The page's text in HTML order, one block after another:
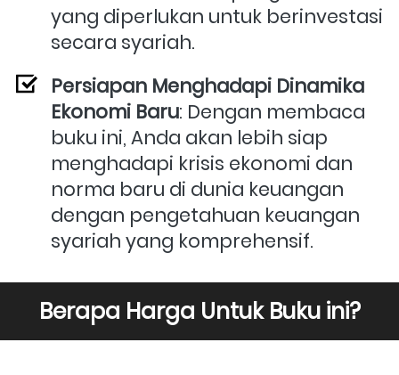
yang diperlukan untuk berinvestasi
secara syariah.
Persiapan Menghadapi Dinamika
Ekonomi Baru: Dengan membaca
buku ini, Anda akan lebih siap
menghadapi krisis ekonomi dan
norma baru di dunia keuangan
dengan pengetahuan keuangan
syariah yang komprehensif.
Berapa Harga Untuk Buku ini?